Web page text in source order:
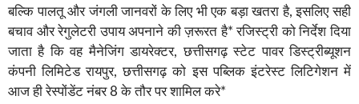
बल्कि पालतू और जंगली जानवरों के लिए भी एक बड़ा खतरा है, इसलिए सही
बचाव और रेगुलेटरी उपाय अपनाने की ज़रूरत है* रजिस्ट्री को निर्देश दिया
जाता है कि वह मैनेजिंग डायरेक्टर, छत्तीसगढ़ स्टेट पावर डिस्ट्रीब्यूशन
कंपनी लिमिटेड रायपुर, छत्तीसगढ़ को इस पब्लिक इंटरेस्ट लिटिगेशन में
आज ही रेस्पोंडेंट नंबर 8 के तौर पर शामिल करे*